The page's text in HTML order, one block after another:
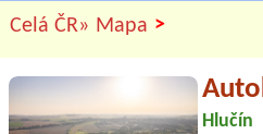
Celá ČR» Mapa >
Hlučín